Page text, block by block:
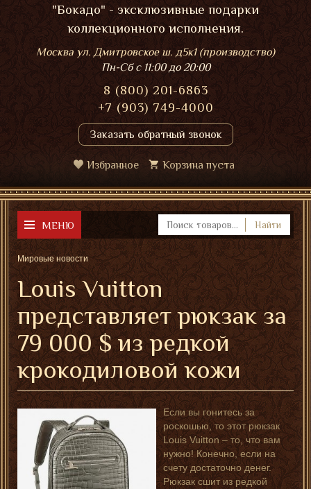
"Бокадо" - эксклюзивные подарки
коллекционного исполнения.
Москва ул. Дмитровское ш. д5к1 (производство)
Пн-Сбс 11:00 до 20:00
8 (800) 201-6863
+7 (903) 749-4000
Заказать обратный звонок
Избранное Корзина пуста
МЕНЮ Найти
Мировые новости
Louis Vuitton
представляет рюкзак за
79 000 $ из редкой
крокодиловой кожи
Если вы гонитесь за
роскошью, то этот рюкзак
Louis Vuitton – то, что вам
нужно! Конечно, если на
счету достаточно денег.
Рюкзак сшит из редкой